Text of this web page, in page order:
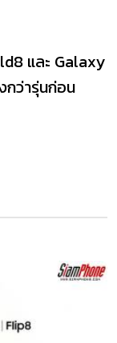
และ Galaxy
กว่ารุ่นก่อน